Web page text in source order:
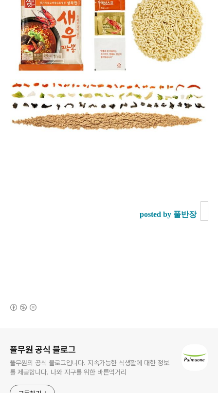
posted by 풀반장
풀무원 공식 블로그
풀무원의 공식 블로그입니다. 지속가능한 식생활에 대한 정보
를 제공합니다. 나와 지구를 위한 바른먹거리